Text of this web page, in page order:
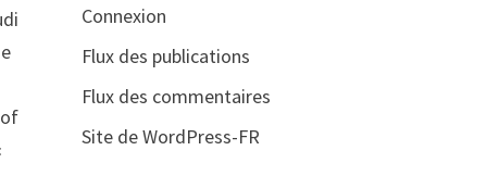
Connexion
Flux des publications
Flux des commentaires
Site de WordPress-FR